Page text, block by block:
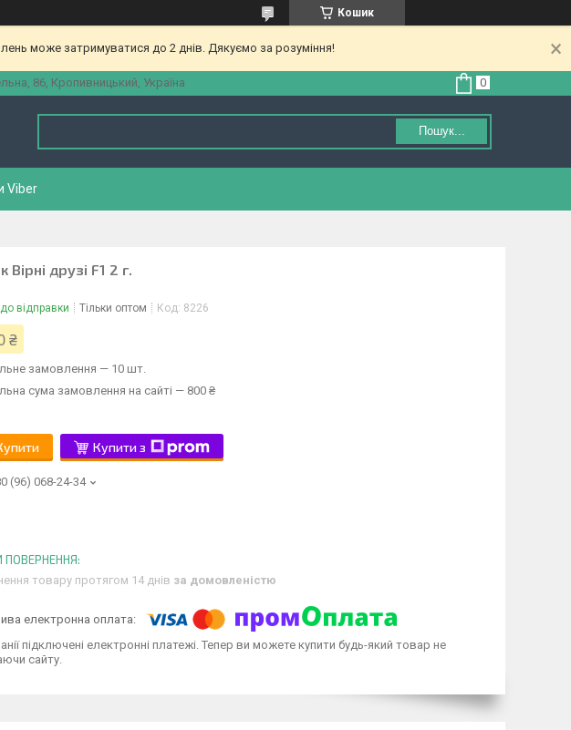
Кошик
може затримуватися до 2 днів. Дякуємо за розуміння!
86, Кропивницький, Україна
Пошук...
Viber
Вірні друзі F1 2 г.
відправки Тільки оптом Код: 8226
₴
замовлення — 10 шт.
сума замовлення на сайті — 800 ₴
Купити з
(96) 068-24-34
товару протягом 14 днів за домовленістю
підключені електронні платежі. Тепер ви можете купити будь-який товар не
сайту.